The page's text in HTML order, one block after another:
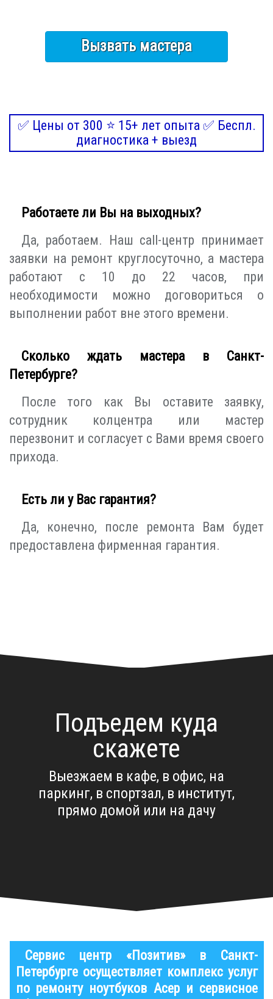
Вызвать мастера
✅ Цены от 300 ⭐ 15+ лет опыта ✅ Беспл.
диагностика + выезд
Работаете ли Вы на выходных?
Да, работаем. Наш call-центр принимает
заявки на ремонт круглосуточно, а мастера
работают с 10 до 22 часов, при
необходимости можно договориться о
выполнении работ вне этого времени.
Сколько ждать мастера в Санкт-
Петербурге?
После того как Вы оставите заявку,
сотрудник колцентра или мастер
перезвонит и согласует с Вами время своего
прихода.
Есть ли у Вас гарантия?
Да, конечно, после ремонта Вам будет
предоставлена фирменная гарантия.
Подъедем куда
скажете
Выезжаем в кафе, в офис, на
паркинг, в спортзал, в институт,
прямо домой или на дачу
Сервис центр «Позитив» в Санкт-
Петербурге осуществляет комплекс услуг
по ремонту ноутбуков Асер и сервисное